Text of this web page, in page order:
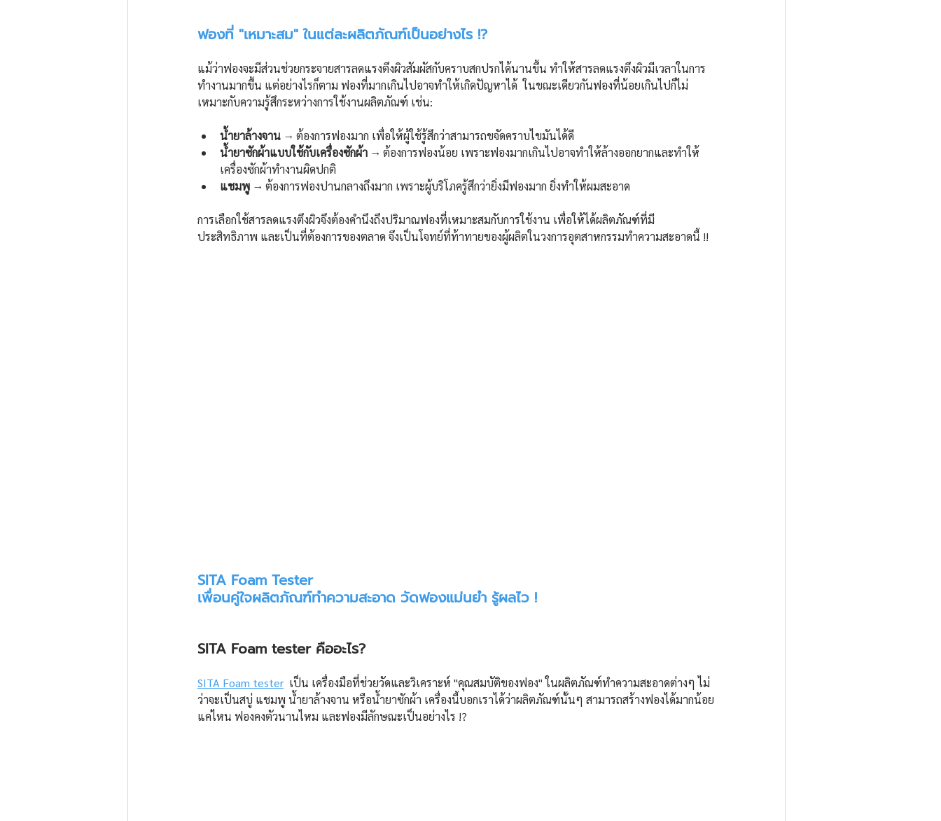
ฟองที่ "เหมาะสม" ในแต่ละผลิตภัณฑ์เป็นอย่างไร !?
แม้ว่าฟองจะมีส่วนช่วยกระจายสารลดแรงตึงผิวสัมผัสกับคราบสกปรกได้นานขึ้น ทำให้สารลดแรงตึงผิวมีเวลาในการ
ทำงานมากขึ้น แต่อย่างไรก็ตาม ฟองที่มากเกินไปอาจทำให้เกิดปัญหาได้  ในขณะเดียวกันฟองที่น้อยเกินไปก็ไม่
เหมาะกับความรู้สึกระหว่างการใช้งานผลิตภัณฑ์ เช่น:
น้ำยาล้างจาน → ต้องการฟองมาก เพื่อให้ผู้ใช้รู้สึกว่าสามารถขจัดคราบไขมันได้ดี
น้ำยาซักผ้าแบบใช้กับเครื่องซักผ้า → ต้องการฟองน้อย เพราะฟองมากเกินไปอาจทำให้ล้างออกยากและทำให้
เครื่องซักผ้าทำงานผิดปกติ
แชมพู → ต้องการฟองปานกลางถึงมาก เพราะผู้บริโภครู้สึกว่ายิ่งมีฟองมาก ยิ่งทำให้ผมสะอาด
การเลือกใช้สารลดแรงตึงผิวจึงต้องคำนึงถึงปริมาณฟองที่เหมาะสมกับการใช้งาน เพื่อให้ได้ผลิตภัณฑ์ที่มี
ประสิทธิภาพ และเป็นที่ต้องการของตลาด จึงเป็นโจทย์ที่ท้าทายของผู้ผลิตในวงการอุตสาหกรรมทำความสะอาดนี้ !!
SITA Foam Tester
เพื่อนคู่ใจผลิตภัณฑ์ทำความสะอาด วัดฟองแม่นยำ รู้ผลไว !
SITA Foam tester คืออะไร?
SITA Foam tester
  เป็น เครื่องมือที่ช่วยวัดและวิเคราะห์ "คุณสมบัติของฟอง" ในผลิตภัณฑ์ทำความสะอาดต่างๆ ไม่
ว่าจะเป็นสบู่ แชมพู น้ำยาล้างจาน หรือน้ำยาซักผ้า เครื่องนี้บอกเราได้ว่าผลิตภัณฑ์นั้นๆ สามารถสร้างฟองได้มากน้อย
แค่ไหน ฟองคงตัวนานไหม และฟองมีลักษณะเป็นอย่างไร !?